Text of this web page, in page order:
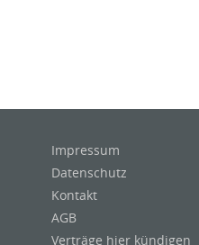
Impressum
Datenschutz
Kontakt
AGB
Verträge hier kündigen